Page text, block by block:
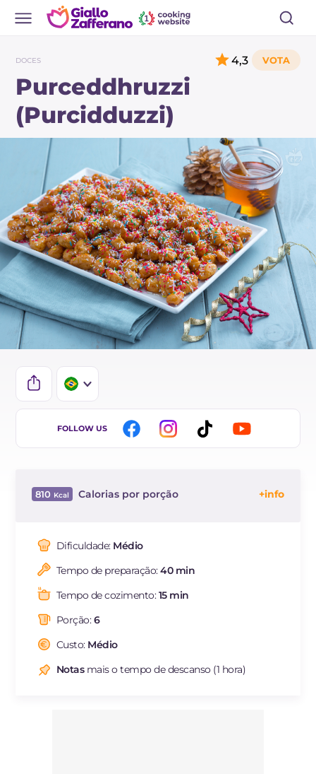
DOCES
Purceddhruzzi
(Purcidduzzi)
4,3
IT
DE
NL
FOLLOW US
810 Calorias por porção
dos quais açúcares
Proteína
Gorduras
saturadas
Fibra
Sódio
Dificuldade: Médio
Tempo de preparação:40 min
Tempo de cozimento:15 min
Porção:6
Custo: Médio
Notasmais o tempo de descanso (1 hora)